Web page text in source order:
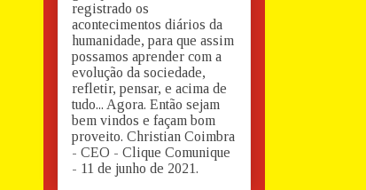
registrado os
acontecimentos diários da
humanidade, para que assim
possamos aprender com a
evolução da sociedade,
refletir, pensar, e acima de
tudo... Agora. Então sejam
bem vindos e façam bom
proveito. Christian Coimbra
- CEO - Clique Comunique
- 11 de junho de 2021.